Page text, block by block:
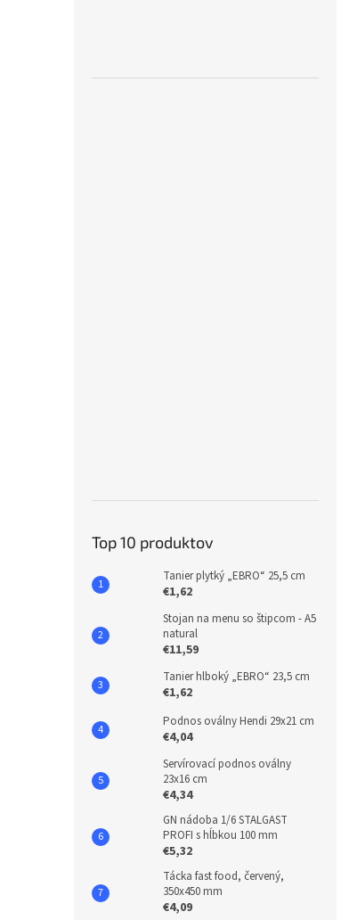
Top 10 produktov
Tanier plytký „EBRO“ 25,5 cm
€1,62
Stojan na menu so štipcom - A5
natural
€11,59
Tanier hlboký „EBRO“ 23,5 cm
€1,62
Podnos oválny Hendi 29x21 cm
€4,04
Servírovací podnos oválny
23x16 cm
€4,34
GN nádoba 1/6 STALGAST
PROFI s hĺbkou 100 mm
€5,32
Tácka fast food, červený,
350x450 mm
€4,09